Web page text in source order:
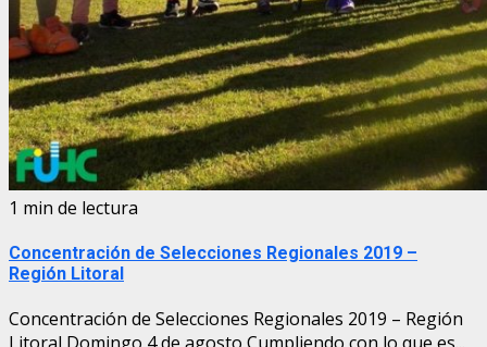
1 min de lectura
Concentración de Selecciones Regionales 2019 –
Región Litoral
Concentración de Selecciones Regionales 2019 – Región